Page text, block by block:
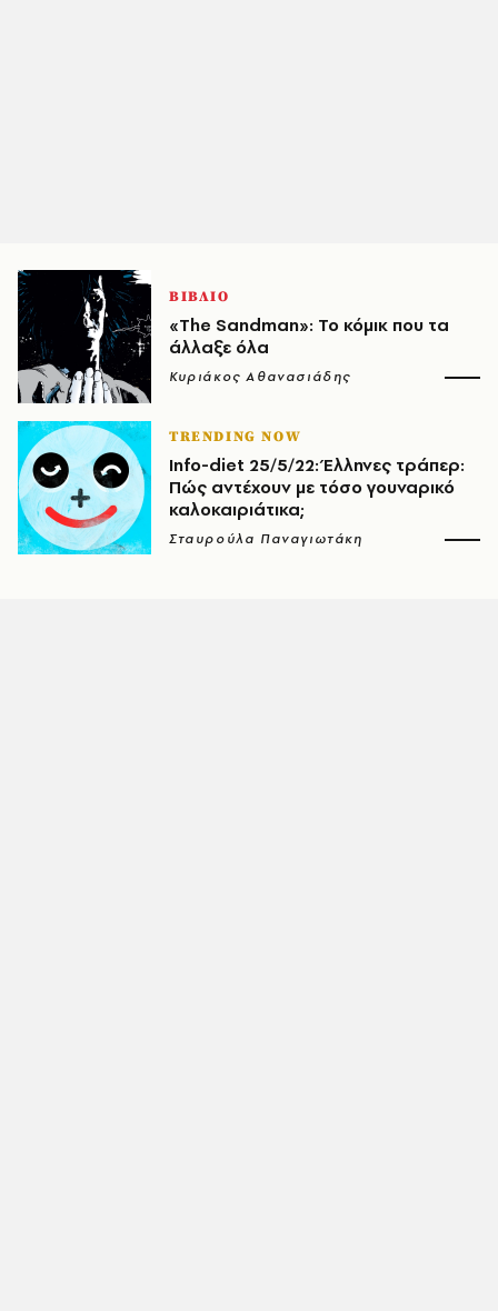
ΒΙΒΛΙΟ
«The Sandman»: Το κόμικ που τα
άλλαξε όλα
Κυριάκος Αθανασιάδης
TRENDING NOW
Info-diet 25/5/22: Έλληνες τράπερ:
Πώς αντέχουν με τόσο γουναρικό
καλοκαιριάτικα;
Σταυρούλα Παναγιωτάκη